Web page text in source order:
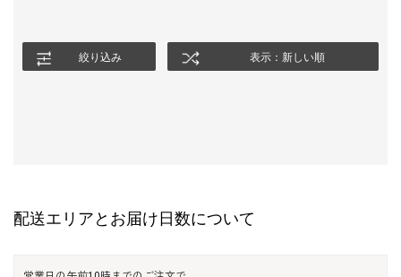
絞り込み 表示：新しい順
配送エリアとお届け日数について